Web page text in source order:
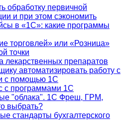
обработку первичной
и при этом сэкономить
в «1С»: какие программы
торговлей» или «Розница»
точки
лекарственных препаратов
автоматизировать работу с
с помощью 1С
с программами 1С
"облака". 1С Фреш, ГРМ,
выбрать?
стандарты бухгалтерского